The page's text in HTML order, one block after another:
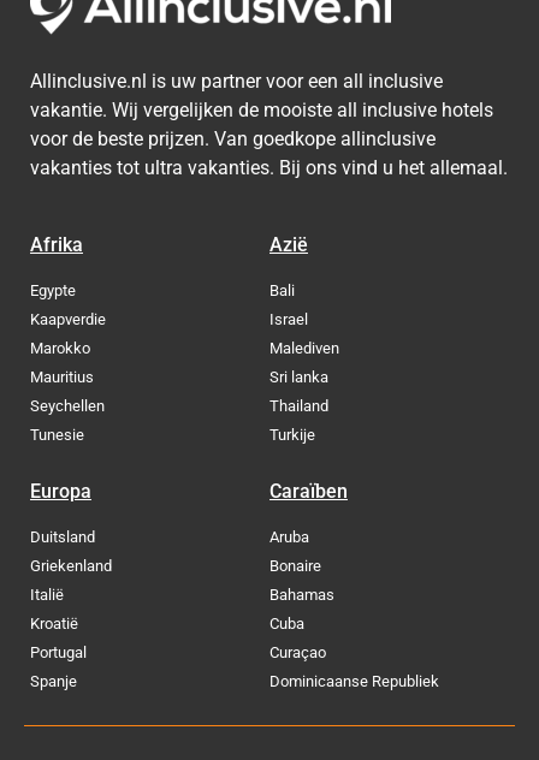
Allinclusive.nl is uw partner voor een all inclusive
vakantie. Wij vergelijken de mooiste all inclusive hotels
voor de beste prijzen. Van goedkope allinclusive
vakanties tot ultra vakanties. Bij ons vind u het allemaal.
Afrika
Egypte
Kaapverdie
Marokko
Mauritius
Seychellen
Tunesie
Azië
Bali
Israel
Malediven
Sri lanka
Thailand
Turkije
Europa
Duitsland
Griekenland
Italië
Kroatië
Portugal
Spanje
Caraïben
Aruba
Bonaire
Bahamas
Cuba
Curaçao
Dominicaanse Republiek